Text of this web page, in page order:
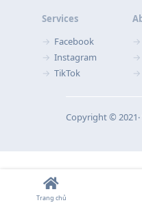
Services
Facebook
Instagram
TikTok
Copyright © 2021‧
Trang chủ